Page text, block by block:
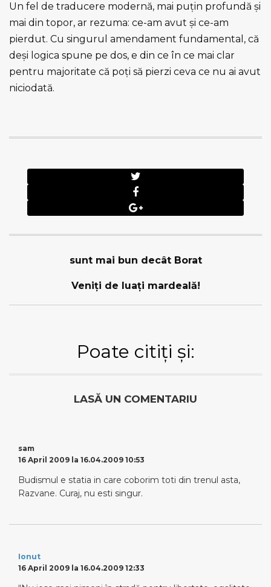
Un fel de traducere modernă, mai puţin profundă şi
mai din topor, ar rezuma: ce-am avut şi ce-am
pierdut. Cu singurul amendament fundamental, că
deşi logica spune pe dos, e din ce în ce mai clar
pentru majoritate că poţi să pierzi ceva ce nu ai avut
niciodată.
sunt mai bun decât Borat
Veniţi de luaţi mardeală!
Poate citiți și:
LASĂ UN COMENTARIU
sam
16 April 2009 la 16.04.2009 10:53
Budismul e statia in care coborim toti din trenul asta,
Razvane. Curaj, nu esti singur.
Ionut
16 April 2009 la 16.04.2009 12:33